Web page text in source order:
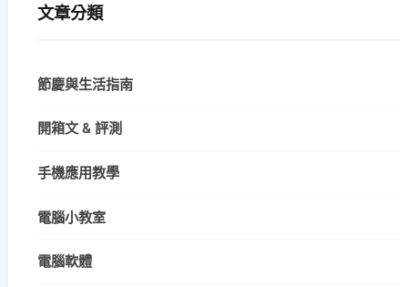
文章分類
節慶與生活指南
開箱文 & 評測
手機應用教學
電腦小教室
電腦軟體